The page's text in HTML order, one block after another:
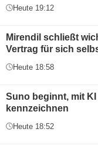
Heute 19:12
Mirendil schließt
Vertrag für sich
Heute 18:58
Suno beginnt, mit
kennzeichnen
Heute 18:52